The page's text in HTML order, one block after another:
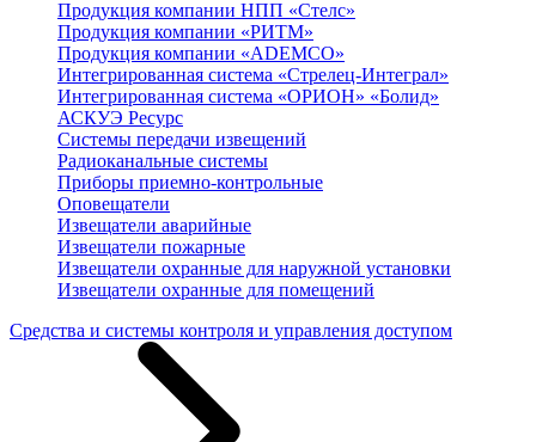
Продукция компании НПП «Стелс»
Продукция компании «РИТМ»
Продукция компании «ADEMCO»
Интегрированная система «Стрелец-Интеграл»
Интегрированная система «ОРИОН» «Болид»
АСКУЭ Ресурс
Системы передачи извещений
Радиоканальные системы
Приборы приемно-контрольные
Оповещатели
Извещатели аварийные
Извещатели пожарные
Извещатели охранные для наружной установки
Извещатели охранные для помещений
Средства и системы контроля и управления доступом